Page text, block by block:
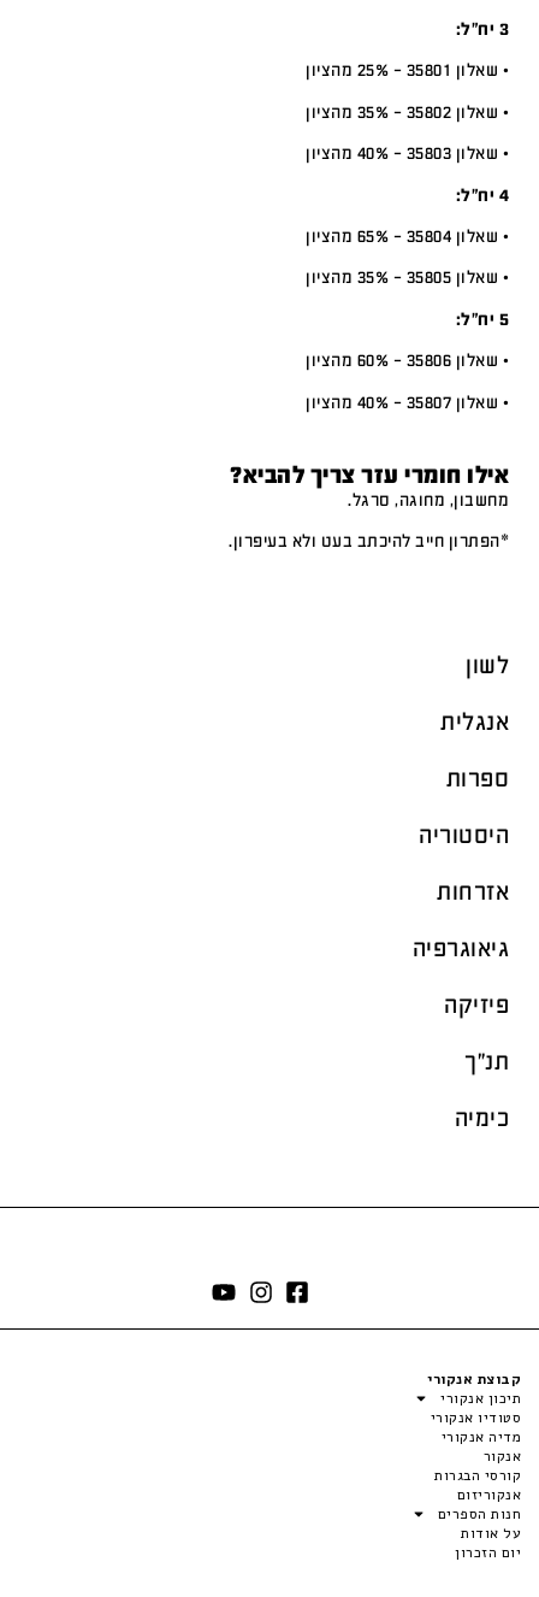
3 יח”ל:
• שאלון 35801 – 25% מהציון
• שאלון 35802 – 35% מהציון
• שאלון 35803 – 40% מהציון
4 יח”ל:
• שאלון 35804 – 65% מהציון
• שאלון 35805 – 35% מהציון
5 יח”ל:
• שאלון 35806 – 60% מהציון
• שאלון 35807 – 40% מהציון
אילו חומרי עזר צריך להביא?
מחשבון, מחוגה, סרגל.
*הפתרון חייב להיכתב בעט ולא בעיפרון.
לשון
אנגלית
ספרות
היסטוריה
אזרחות
גיאוגרפיה
פיזיקה
תנ"ך
כימיה
קבוצת אנקורי
תיכון אנקורי
סטודיו אנקורי
מדיה אנקורי
אנקור
קורסי הבגרות
אנקוריזום
חנות הספרים
על אודות
יום הזכרון